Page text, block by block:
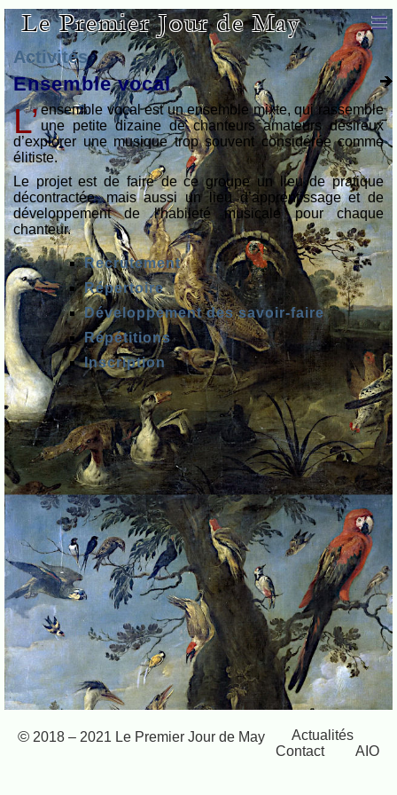
Le Premier Jour de May
Activités
Ensemble vocal
L’ensemble vocal est un ensemble mixte, qui rassembleune petite dizaine de chanteurs amateurs désireux
d’explorer une musique trop souvent considérée comme
élitiste.
Le projet est de faire de ce groupe un lieu de pratique
décon­tractée, mais aussi un lieu d’apprentissage et de
développement de l'habileté musicale pour chaque
chanteur.
Recrutement
Répertoire
Développement des savoir-faire
Répétitions
Inscription
© 2018 – 2021 Le Premier Jour de May
Actualités
Contact
AIO